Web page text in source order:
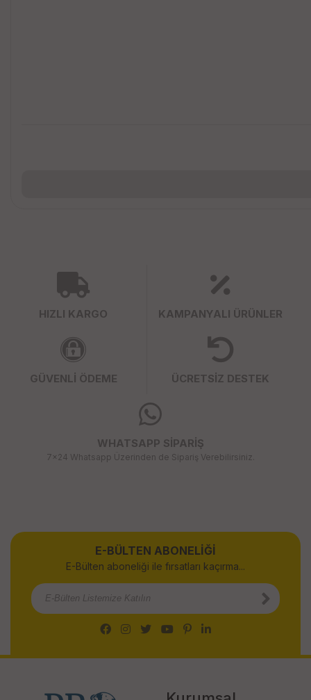
HIZLI KARGO KAMPANYALI ÜRÜNLER
GÜVENLİ ÖDEME ÜCRETSİZ DESTEK
WHATSAPP SİPARİŞ
7x24 Whatsapp Üzerinden de Sipariş Verebilirsiniz.
E-BÜLTEN ABONELİĞİ
E-Bülten aboneliği ile fırsatları kaçırma...